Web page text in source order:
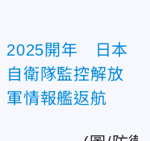
2025開年 日本
自衛隊監控解放
軍情報艦返航